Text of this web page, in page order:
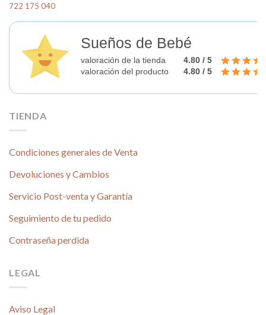
722 175 040
Sueños de Bebé
valoración de la tienda
4.80 / 5
valoración del producto
4.80 / 5
TIENDA
Condiciones generales de Venta
Devoluciones y Cambios
Servicio Post-venta y Garantía
Seguimiento de tu pedido
Contraseña perdida
LEGAL
Aviso Legal